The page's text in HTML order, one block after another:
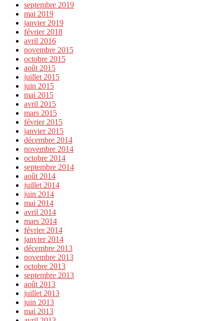
septembre 2019
mai 2019
janvier 2019
février 2018
avril 2016
novembre 2015
octobre 2015
août 2015
juillet 2015
juin 2015
mai 2015
avril 2015
mars 2015
février 2015
janvier 2015
décembre 2014
novembre 2014
octobre 2014
septembre 2014
août 2014
juillet 2014
juin 2014
mai 2014
avril 2014
mars 2014
février 2014
janvier 2014
décembre 2013
novembre 2013
octobre 2013
septembre 2013
août 2013
juillet 2013
juin 2013
mai 2013